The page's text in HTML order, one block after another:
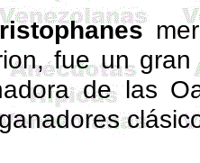
, fue un gran
de las